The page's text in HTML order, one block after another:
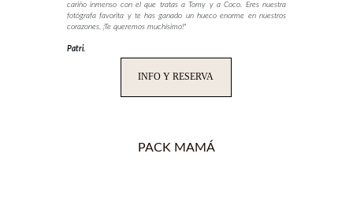
cariño inmenso con el que tratas a Tomy y a Coco. Eres nuestra
fotógrafa favorita y te has ganado un hueco enorme en nuestros
corazones. ¡Te queremos muchísimo!"
Patri.
INFO Y RESERVA
PACK MAMÁ